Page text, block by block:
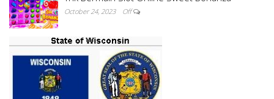
October 24, 2023 Off